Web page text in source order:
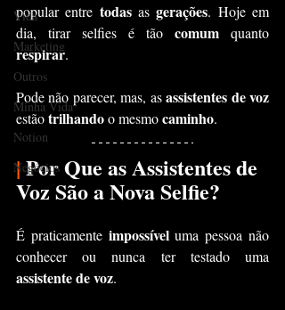
Vida
Marketing
Outros
Minha Vida
Notion
Negócios
popular entre todas as gerações. Hoje em
dia, tirar selfies é tão comum
respirar.
Pode não parecer, mas, as assistentes de voz
estão trilhando o mesmo caminho.
| Por Que as Assistentes de
Voz São a Nova Selfie?
É praticamente impossível uma pessoa não
assistente de voz.